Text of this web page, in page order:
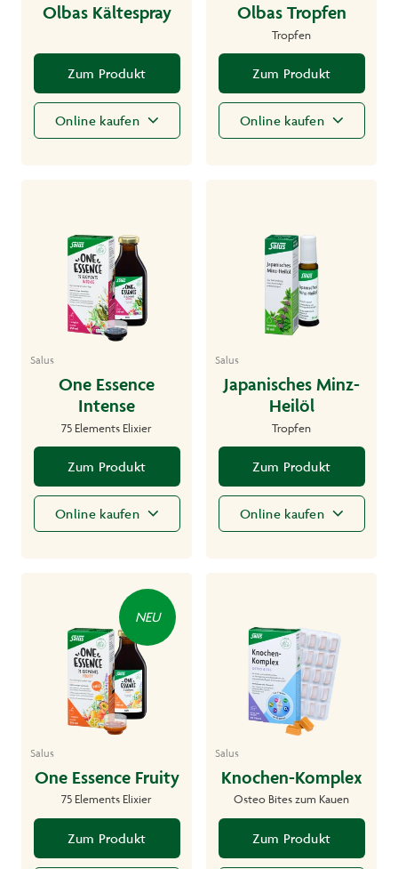
Olbas Kältespray
Zum Produkt
Online kaufen
Olbas Tropfen
Tropfen
Zum Produkt
Online kaufen
Salus
One Essence
Intense
75 Elements Elixier
Zum Produkt
Online kaufen
Salus
Japanisches Minz-
Heilöl
Tropfen
Zum Produkt
Online kaufen
Salus
One Essence Fruity
75 Elements Elixier
Zum Produkt
NEU
Salus
Knochen-Komplex
Osteo Bites zum Kauen
Zum Produkt